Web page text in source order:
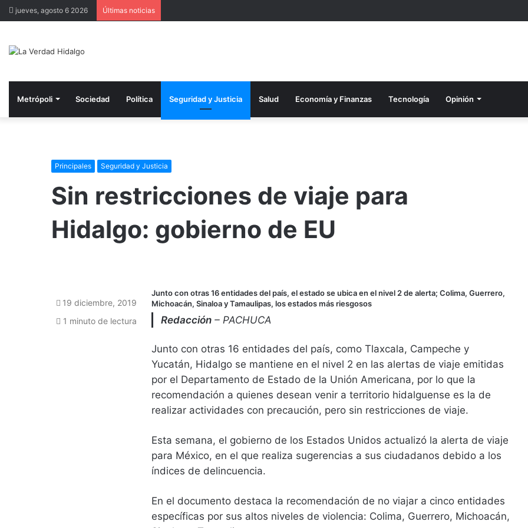
jueves, agosto 6 2026 Últimas noticias
Metrópoli Sociedad Política Seguridad y Justicia Salud Economía y Finanzas Tecnología Opinión
Principales Seguridad y Justicia
Sin restricciones de viaje para
Hidalgo: gobierno de EU
Junto con otras 16 entidades del país, el estado se ubica en el nivel 2 de alerta; Colima, Guerrero,
Michoacán, Sinaloa y Tamaulipas, los estados más riesgosos
Redacción – PACHUCA
Junto con otras 16 entidades del país, como Tlaxcala, Campeche y
Yucatán, Hidalgo se mantiene en el nivel 2 en las alertas de viaje emitidas
por el Departamento de Estado de la Unión Americana, por lo que la
recomendación a quienes desean venir a territorio hidalguense es la de
realizar actividades con precaución, pero sin restricciones de viaje.
Esta semana, el gobierno de los Estados Unidos actualizó la alerta de viaje
para México, en el que realiza sugerencias a sus ciudadanos debido a los
índices de delincuencia.
En el documento destaca la recomendación de no viajar a cinco entidades
específicas por sus altos niveles de violencia: Colima, Guerrero, Michoacán,
19 diciembre, 2019
1 minuto de lectura